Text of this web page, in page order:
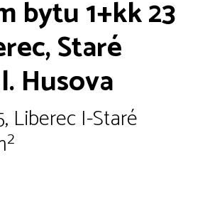
bytu 1+kk 23
Staré
Husova
Liberec I-Staré